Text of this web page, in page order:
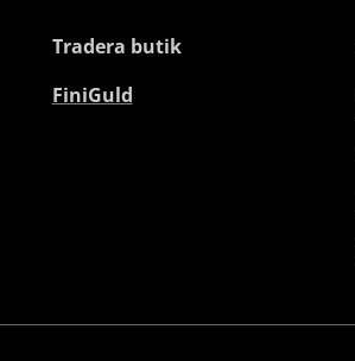
Tradera butik
FiniGuld